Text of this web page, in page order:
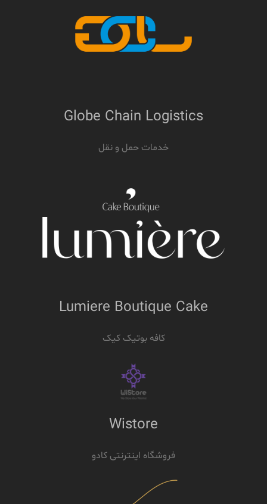
Globe Chain Logistics
خدمات حمل و نقل
Lumiere Boutique Cake
کافه بوتیک کیک
Wistore
فروشگاه اینترنتی کادو